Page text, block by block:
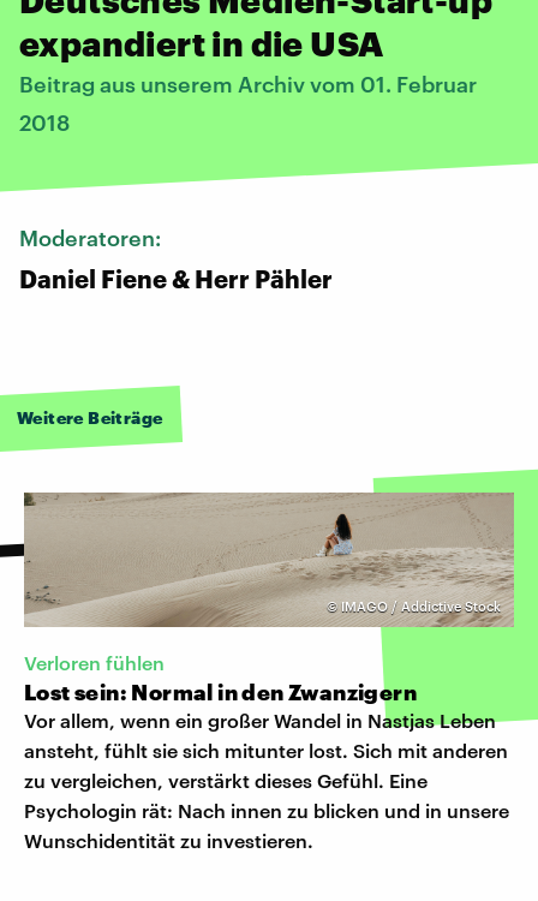
expandiert in die USA
Beitrag aus unserem Archiv vom 01. Februar
2018
Moderatoren:
Daniel Fiene & Herr Pähler
Weitere Beiträge
© IMAGO / Addictive Stock
Verloren fühlen
Lost sein: Normal in den Zwanzigern
Vor allem, wenn ein großer Wandel in Nastjas Leben
ansteht, fühlt sie sich mitunter lost. Sich mit anderen
zu vergleichen, verstärkt dieses Gefühl. Eine
Psychologin rät: Nach innen zu blicken und in unsere
Wunschidentität zu investieren.